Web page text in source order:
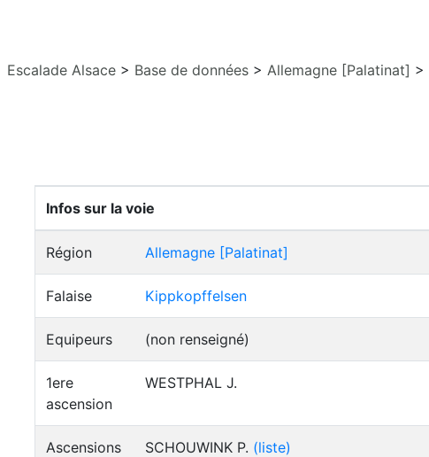
Escalade Alsace > Base de données > Allemagne [Palatinat] >
Infos sur la voie
Région Allemagne [Palatinat]
Falaise Kippkopffelsen
Equipeurs (non renseigné)
1ere
ascension
WESTPHAL J.
Ascensions
SCHOUWINK P. (liste)